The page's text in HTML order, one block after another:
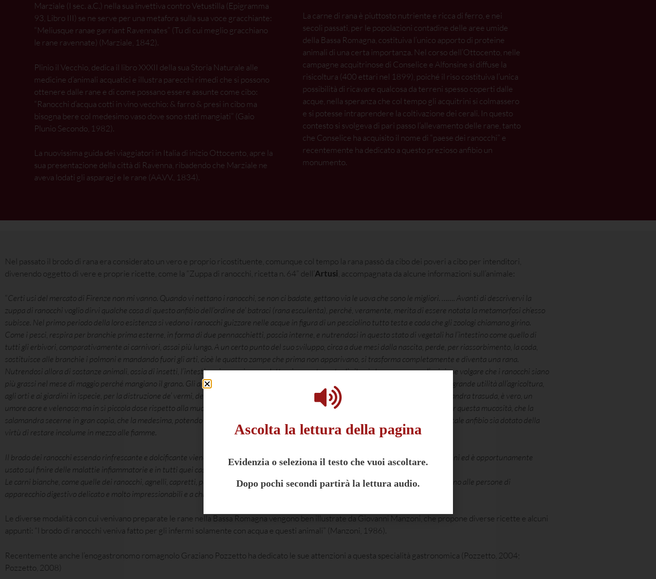
Marziale (I sec. a.C.) nella sua invettiva contro Vetustilla (Epigramma
93, Libro III) se ne serve per una metafora sulla sua voce gracchiante:
“Meliusque ranae garriant Ravennates” (Tu di cui meglio gracchiano
le rane ravennate) (Marziale, 1842).
Plinio il Vecchio, dedica il libro XXXII della sua Storia Naturale alle
medicine d’animali acquatici e illustra parecchi rimedi che si possono
ottenere dalle rane e di come possano essere assunte come cibo:
“Ranocchi d’acqua cotti in vino vecchio: & farro & presi in cibo ma
bisogna bere col medesimo vaso dove sono stati mangiati” (Gaio
Plunio Secondo, 1982).
La nuovissima guida dei viaggiatori in Italia di inizio Ottocento, apre la
sua presentazione della città di Ravenna, ribadendo che Marziale ne
aveva lodati gli asparagi e le rane (AA.VV., 1834).
La carne di rana è piuttosto nutriente e ricca di ferro, e nei
secoli passati, per le popolazioni contadine delle aree umide
della Bassa Romagna, costituiva l’unico apporto di proteine
animali di una certa importanza. Nel corso dell’Ottocento, nelle
campagne acquitrinose di Conselice e Alfonsine si diffuse la
risicoltura (400 ettari nel 1899), poiché il riso costituiva l’unica
possibilità di ricavare qualcosa da terreni spesso coperti dalle
acque, nella speranza che col tempo gli acquitrini si colmassero
e si potesse intraprendere la coltivazione dei cerali. In questo
contesto si svolgeva di pari passo l’allevamento delle rane, tanto
che Conselice ha acquisito il nome di “paese dei ranocchi” e
recentemente ha dedicato a questo prezioso anfibio un
monumento.
Nel passato il brodo di rana era considerato un vero e proprio ricostituente, comunque col tempo la rana passò da cibo dei poveri a cibo per intenditori,
divenendo oggetto di vere e proprie ricette, come la “Zuppa di ranocchi, ricetta n. 64” dell’ Artusi , accompagnata da alcune informazioni sull’animale:
“ Certi usi del mercato di Firenze non mi vanno. Quando vi nettano i ranocchi, se non ci badate, gettano via le uova che sono le migliori. ……. Avanti di descrivervi la
zuppa di ranocchi voglio dirvi qualche cosa di questo anfibio dell’ordine de’ batraci (rana esculenta), perché, veramente, merita di essere notata la metamorfosi ch’esso
subisce. Nel primo periodo della loro esistenza si vedono i ranocchi guizzare nelle acque in figura di un pesciolino tutto testa e coda che gli zoologi chiamano girino.
Come i pesci, respira per branchie prima esterne, in forma di due pennacchietti, poscia interne, e nutrendosi in questo stato di vegetali ha l’intestino come quello di
tutti gli erbivori, comparativamente ai carnivori, assai più lungo. A un certo punto del suo sviluppo, circa a due mesi dalla nascita, perde, per riassorbimento, la coda,
sostituisce alle branchie i polmoni e mandando fuori gli arti, cioè le quattro zampe che prima non apparivano, si trasforma completamente e diventa una rana.
Nutrendosi allora di sostanze animali, ossia di insetti, l’intestino si accorcia per adattarsi a questa sorta di cibo. è dunque erronea l’opinione volgare che i ranocchi siano
più grassi nel mese di maggio perché mangiano il grano. Gli anfibi tutti, i rospi compresi, sono a torto perseguitati dal volgo essendo essi di grande utilità all’agricoltura,
agli orti e ai giardini in ispecie, per la distruzione de’ vermi, delle lumache e de’ tanti insetti di cui si cibano. La pelle del rospo e della salamandra trasuda, è vero, un
umore acre e velenoso; ma in sì piccola dose rispetto alla mucosità a cui si unisce, che non può recare nessun nocumento. Ed è appunto per questa mucosità, che la
salamandra secerne in gran copia, che la medesima, potendo reggere per qualche istante all’ardore del fuoco, diede origine alla favola che tale anfibio sia dotato della
virtù di restare incolume in mezzo alle fiamme.
Il brodo dei ranocchi essendo rinfrescante e dolcificante viene raccomandato nelle malattie di petto, nelle infiammazioni lente degl’intestini ed è opportunamente
usato sul finire delle malattie infiammatorie e in tutti quei casi in cui l’infermo ha bisogno di un nutrimento non stimolante.
Le carni bianche, come quelle dei ranocchi, agnelli, capretti, pollastri, fagiani, ecc., essendo povere di fibrina e ricche di albumina, convengono alle persone di
apparecchio digestivo delicato e molto impressionabili e a chi non affatica i muscoli col lavoro materiale.
Le diverse modalità con cui venivano preparate le rane nella Bassa Romagna vengono ben illustrate da Giovanni Manzoni, che propone diverse ricette e alcuni
appunti: “l brodo di ranocchi veniva fatto per gli infermi solamente con acqua e questi animali” (Manzoni, 1986).
Recentemente anche l’enogastronomo romagnolo Graziano Pozzetto ha dedicato le sue attenzioni a questa specialità gastronomica (Pozzetto, 2004;
Pozzetto, 2008)
Ascolta la lettura della pagina
Evidenzia o seleziona il testo che vuoi ascoltare.
Dopo pochi secondi partirà la lettura audio.